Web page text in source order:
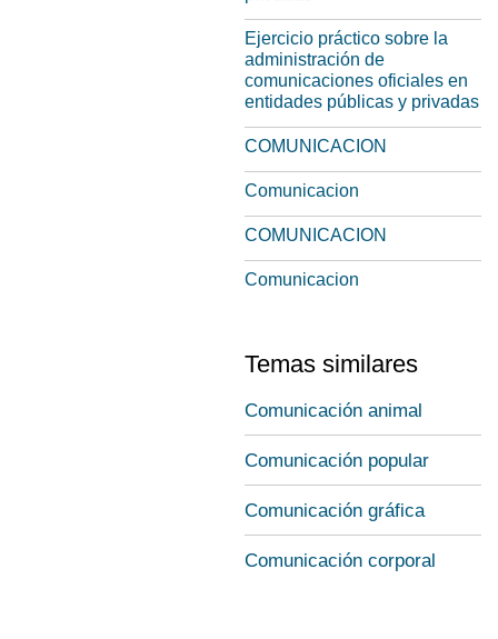
Ejercicio práctico sobre la
administración de
comunicaciones oficiales en
entidades públicas y privadas
COMUNICACION
Comunicacion
COMUNICACION
Comunicacion
Temas similares
Comunicación animal
Comunicación popular
Comunicación gráfica
Comunicación corporal